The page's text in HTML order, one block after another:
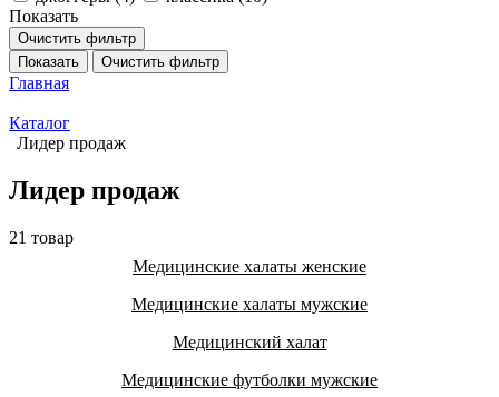
Показать
Очистить фильтр
Показать
Очистить фильтр
Главная
Каталог
Лидер продаж
Лидер продаж
21 товар
Медицинские халаты женские
Медицинские халаты мужские
Медицинский халат
Медицинские футболки мужские